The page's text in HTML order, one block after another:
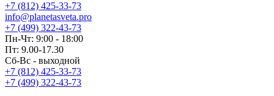
+7 (812) 425-33-73
info@planetasveta.pro
+7 (499) 322-43-73
Пн-Чт: 9:00 - 18:00
Пт: 9.00-17.30
Сб-Вс - выходной
+7 (812) 425-33-73
+7 (499) 322-43-73